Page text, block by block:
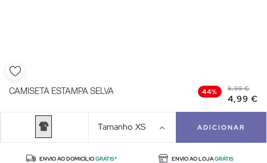
CAMISETA ESTAMPA SELVA 44% 8,99 €
4,99 €
Tamanho XS ADICIONAR
ENVIO AO DOMICÍLIOGRÁTIS* ENVIO AO LOJAGRÁTIS